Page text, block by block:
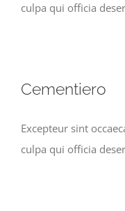
culpa qui officia
Cementiero
Excepteur sint
culpa qui officia